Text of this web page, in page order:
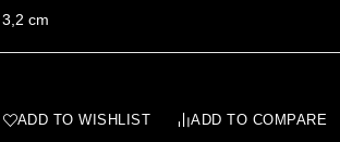
3,2 cm
ADD TO WISHLIST ADD TO COMPARE